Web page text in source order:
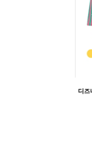
디즈